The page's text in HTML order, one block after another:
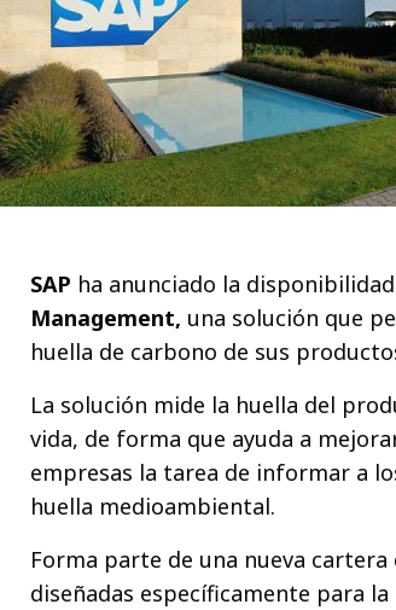
SAP ha anunciado la
Management, una solución que
huella de carbono de sus
La solución mide la huella del
vida, de forma que ayuda a
empresas la tarea de informar a
huella medioambiental.
Forma parte de una nueva
diseñadas específicamente para